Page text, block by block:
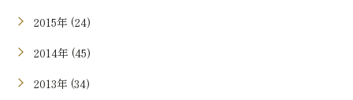
2015年 (24)
2014年 (45)
2013年 (34)